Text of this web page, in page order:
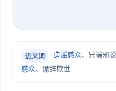
近义词 造谣惑众、异端邪
惑众、诡辞欺世